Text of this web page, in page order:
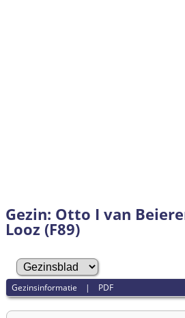
Gezin: Otto I van
Looz (F89)
Gezinsinformatie | PDF